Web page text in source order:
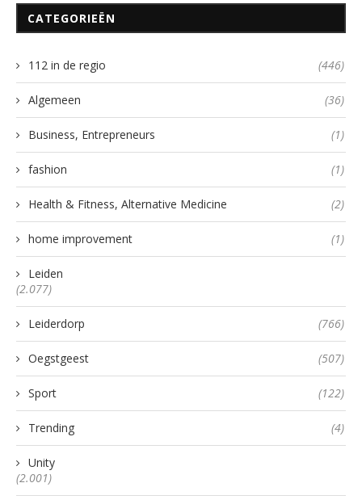
CATEGORIEËN
112 in de regio (446)
Algemeen (36)
Business, Entrepreneurs (1)
fashion (1)
Health & Fitness, Alternative Medicine (2)
home improvement (1)
Leiden
(2.077)
Leiderdorp (766)
Oegstgeest (507)
Sport (122)
Trending (4)
Unity
(2.001)